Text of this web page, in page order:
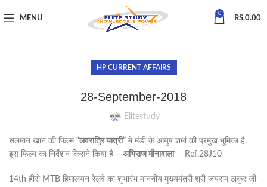
MENU
0
RS.0.00
HP CURRENT AFFAIRS
28-September-2018
Elitestudy
सलमान खान की फिल्म “लवरात्रि यात्री” मे मंडी के आयुष शर्मा की प्रमुख भूमिका है,
इस फिल्म का निर्देशन किसने किया है – अभिराज मीनावाला Ref.28J10
14th हीरो MTB हिमालयन रेलवे का शुभारंभ माननीय मुख्यमंत्री श्री जयराम ठाकुर जी